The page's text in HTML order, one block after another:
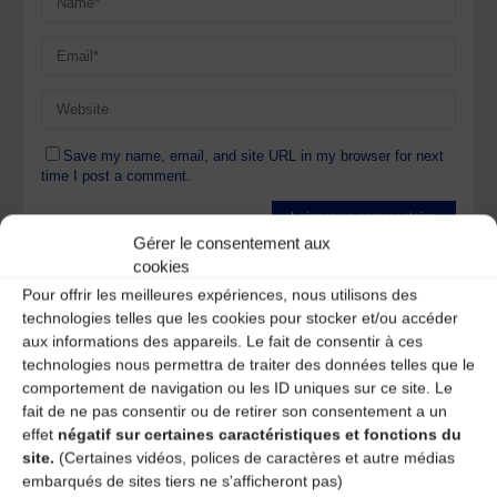
Gérer le consentement aux
cookies
Pour offrir les meilleures expériences, nous utilisons des
technologies telles que les cookies pour stocker et/ou accéder
aux informations des appareils. Le fait de consentir à ces
technologies nous permettra de traiter des données telles que le
comportement de navigation ou les ID uniques sur ce site. Le
fait de ne pas consentir ou de retirer son consentement a un
effet négatif sur certaines caractéristiques et fonctions du
site. (Certaines vidéos, polices de caractères et autre médias
embarqués de sites tiers ne s'afficheront pas)
Save my name, email, and site URL in my browser for next
time I post a comment.
Ce site utilise Akismet pour réduire les indésirables.
commentaires sont traitées.
A DECOUVRIR :